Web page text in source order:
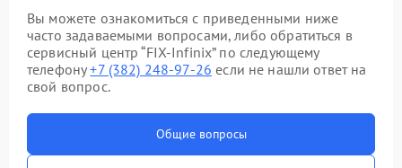
Вы можете ознакомиться с приведенными ниже
часто задаваемыми вопросами, либо обратиться в
сервисный центр “FIX-Infinix” по следующему
телефону+7 (382) 248-97-26 если не нашли ответ на
свой вопрос.
Общие вопросы